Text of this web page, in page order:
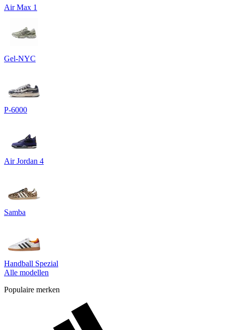
Air Max 1
Gel-NYC
P-6000
Air Jordan 4
Samba
Handball Spezial
Alle modellen
Populaire merken